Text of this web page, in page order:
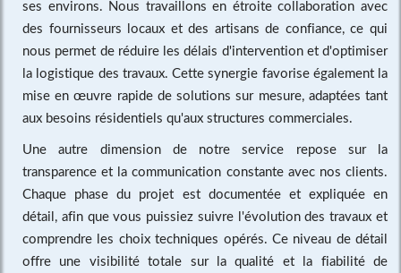
ses environs. Nous travaillons en étroite collaboration avec
des fournisseurs locaux et des artisans de confiance, ce qui
nous permet de réduire les délais d'intervention et d'optimiser
la logistique des travaux. Cette synergie favorise également la
mise en œuvre rapide de solutions sur mesure, adaptées tant
aux besoins résidentiels qu'aux structures commerciales.
Une autre dimension de notre service repose sur la
transparence et la communication constante avec nos clients.
Chaque phase du projet est documentée et expliquée en
détail, afin que vous puissiez suivre l'évolution des travaux et
comprendre les choix techniques opérés. Ce niveau de détail
offre une visibilité totale sur la qualité et la fiabilité de